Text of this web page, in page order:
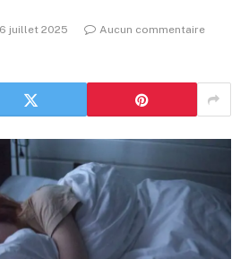
juillet 2025
Aucun commentaire